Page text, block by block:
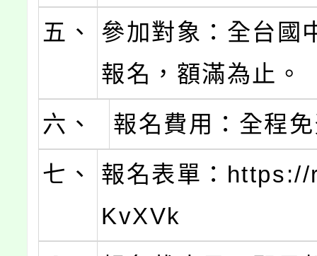
五、
參加對象：全台國
報名，額滿為止。
六、
報名費用：全程
七、
報名表單：
KvXVk